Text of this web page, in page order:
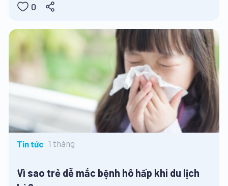
0
Tin tức 1 tháng
Vì sao trẻ dễ mắc bệnh hô hấp khi du lịch